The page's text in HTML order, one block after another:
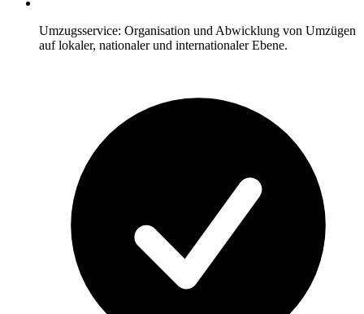
Umzugsservice: Organisation und Abwicklung von Umzügen
auf lokaler, nationaler und internationaler Ebene.